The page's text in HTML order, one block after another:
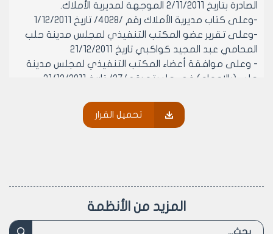
الصادرة بتاريخ 2/11/2011 الموجهة لمديرية الأملاك.
-وعلى كتاب مديرية الأملاك رقم /4028/ تاريخ 1/12/2011
-وعلى تقرير عضو المكتب التنفيذي لمجلس مدينة حلب
المحامي عبد المجيد كواكبي تاريخ 21/12/2011
- وعلى موافقة أعضاء المكتب التنفيذي لمجلس مدينة
حلب (بالإجماع) في جلسته رقم/37/ تاريخ 21/12/2011.
مادة1–التأكيد على قرار المكتب التنفيذي لمجلس مدينة
في المزاد المذكور إذا رغبت بذلك.
تحميل القرار
المزيد من الأنظمة